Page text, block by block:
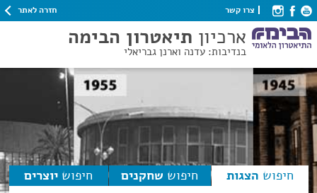
צרו קשר חזרה לאתר
ארכיון תיאטרון הבימה
בנדיבות: עדנה וארנן גבריאלי
חיפוש הצגות חיפוש שחקנים חיפוש יוצרים